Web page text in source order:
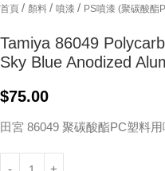
首頁 / 顏料 / 噴漆 / PS噴漆 (聚碳酸酯
Tamiya 86049
Sky Blue Anodized
$75.00
田宮 86049 聚碳酸酯PC塑料